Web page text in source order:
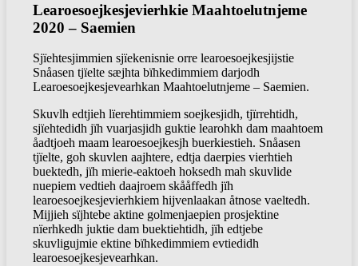
Learoesoejkesjevierhkie Maahtoelutnjeme
2020 – Saemien
Sjïehtesjimmien sjïekenisnie orre learoesoejkesjijstie
Snåasen tjïelte sæjhta bïhkedimmiem darjodh
Learoesoejkesjevearhkan Maahtoelutnjeme – Saemien.
Skuvlh edtjieh lïerehtimmiem soejkesjidh, tjïrrehtidh,
sjïehtedidh jïh vuarjasjidh guktie learohkh dam maahtoem
åadtjoeh maam learoesoejkesjh buerkiestieh. Snåasen
tjïelte, goh skuvlen aajhtere, edtja daerpies vierhtieh
buektedh, jïh mierie-eaktoeh hoksedh mah skuvlide
nuepiem vedtieh daajroem skååffedh jïh
learoesoejkesjevierhkiem hijvenlaakan åtnose vaeltedh.
Mijjieh sïjhtebe aktine golmenjaepien prosjektine
nïerhkedh juktie dam buektiehtidh, jïh edtjebe
skuvligujmie ektine bïhkedimmiem evtiedidh
learoesoejkesjevearhkan.